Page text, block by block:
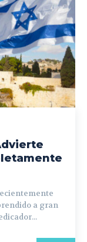
a gran
el predicador...